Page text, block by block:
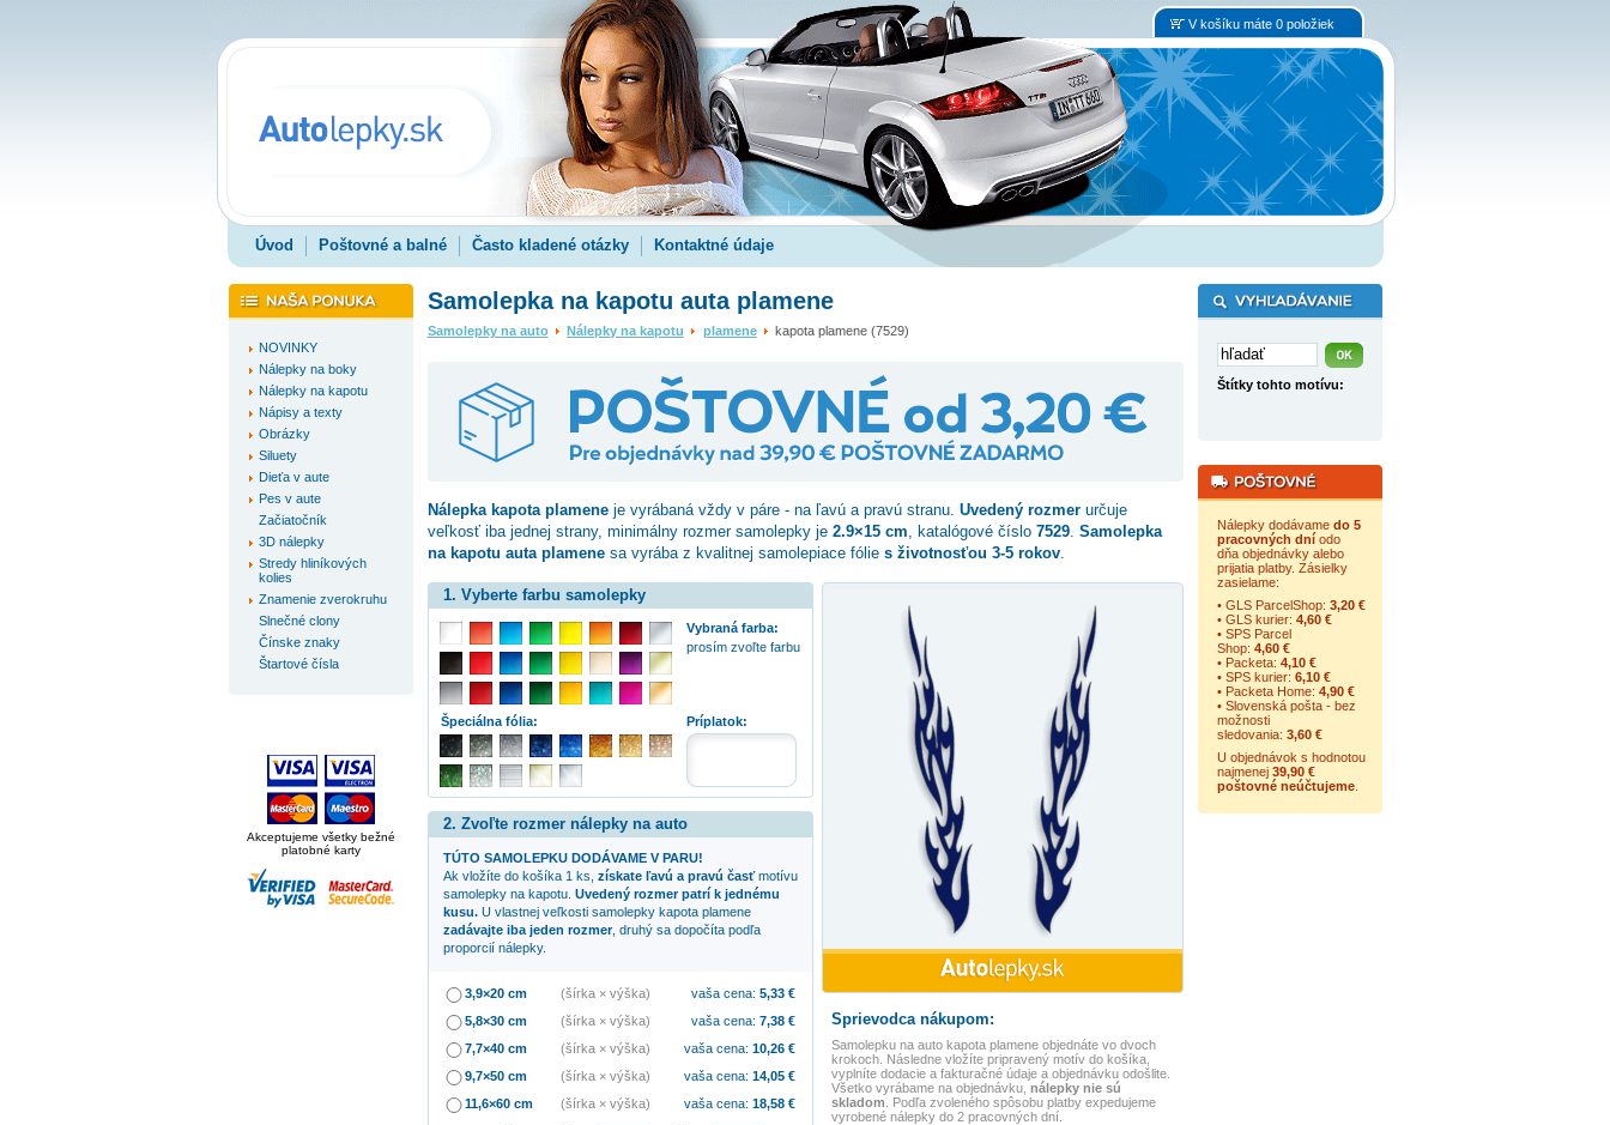
V košíku máte 0 položiek
Úvod Poštovné a balné Často kladené otázky Kontaktné údaje
NOVINKY
Nálepky na boky
Nálepky na kapotu
Nápisy a texty
Obrázky
Siluety
Dieťa v aute
Pes v aute
Začiatočník
3D nálepky
Stredy hliníkových
kolies
Znamenie zverokruhu
Slnečné clony
Čínske znaky
Štartové čísla
Akceptujeme všetky bežné
platobné karty
Samolepka na kapotu auta plamene
Samolepky na auto Nálepky na kapotu plamene kapota plamene (7529)
Nálepka kapota plameneje vyrábaná vždy v páre - na ľavú a pravú stranu. Uvedený rozmerurčuje
veľkosť iba jednej strany, minimálny rozmer samolepky je 2.9×15 cm, katalógové číslo 7529. Samolepka
na kapotu auta plamenesa vyrába z kvalitnej samolepiace fólie s životnosťou 3-5 rokov.
Sprievodca nákupom:
Samolepku na auto kapota plameneobjednáte vo dvoch
krokoch. Následne vložíte pripravený motív do košíka,
vyplníte dodacie a fakturačné údaje a objednávku odošlite.
Všetko vyrábame na objednávku, nálepky nie sú
skladom . Podľa zvoleného spôsobu platby expedujeme
vyrobené nálepky do 2 pracovných dní.
1. Vyberte farbu samolepky
Vybraná farba:
prosím zvoľte farbu
Príplatok:
Špeciálna fólia:
2. Zvoľte rozmer nálepky na auto
TÚTO SAMOLEPKU DODÁVAME V PARU!
Ak vložíte do košíka 1 ks, získate ľavú a pravú časťmotívu
samolepky na kapotu. Uvedený rozmer patrí k jednému
kusu.U vlastnej veľkosti samolepky kapota plamene
zadávajte iba jeden rozmer, druhý sa dopočíta podľa
proporcií nálepky.
3,9×20 cm (šírka × výška) vaša cena: 5,33€
5,8×30 cm
(šírka × výška) vaša cena: 7,38€
7,7×40 cm
(šírka × výška) vaša cena: 10,26€
9,7×50 cm
(šírka × výška) vaša cena: 14,05€
11,6×60 cm
(šírka × výška) vaša cena: 18,58€
Štítky tohto motívu:
Nálepky dodávame do 5
pracovných dníodo
dňa objednávky alebo
prijatia platby. Zásielky
zasielame:
• GLS ParcelShop: 3,20 €
• GLS kurier: 4,60 €
• SPS Parcel
Shop: 4,60 €
• Packeta: 4,10 €
• SPS kurier: 6,10 €
• Packeta Home: 4,90 €
• Slovenská pošta - bez
možnosti
sledovania: 3,60 €
U objednávok s hodnotou
najmenej 39,90 €
poštovné neúčtujeme.